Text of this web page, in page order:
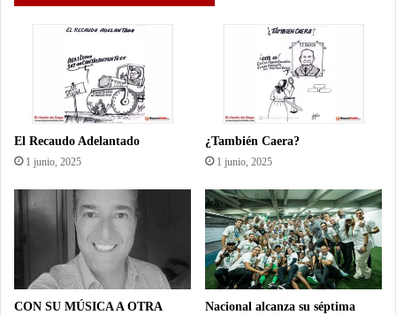
El Recaudo Adelantado
1 junio, 2025
¿También Caera?
1 junio, 2025
CON SU MÚSICA A OTRA
Nacional alcanza su séptima